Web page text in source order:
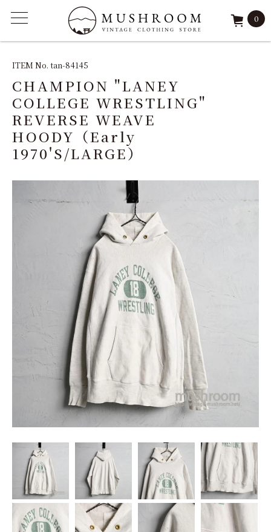
FEATURE
ARCHIVE
REPAIR
SHOP
MY ACCOUNT
0
ITEM No. tan-84145
CHAMPION "LANEY
COLLEGE WRESTLING"
REVERSE WEAVE
HOODY（Early
1970'S/LARGE）